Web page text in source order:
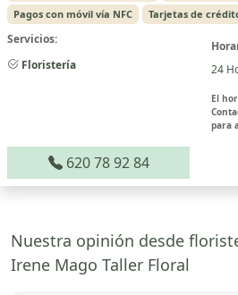
Pagos con móvil vía NFC
Tarjetas de
Servicios:
Floristería
24
El
para
620 78 92 84
Nuestra opinión desde
Irene Mago Taller Floral